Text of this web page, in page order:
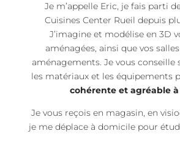
Je m’appelle Eric, je fais parti
Cuisines Center Rueil depuis
J’imagine et modélise en 3D
aménagées, ainsi que vos
aménagements. Je vous conseille
les matériaux et les équipements
cohérente et agréable
Je vous reçois en magasin, en
je me déplace à domicile pour